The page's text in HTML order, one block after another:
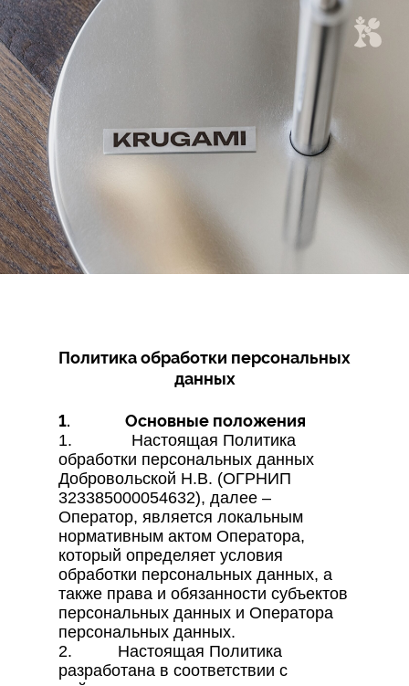
Политика обработки персональных
данных
1. Основные положения
1. Настоящая Политика
обработки персональных данных
Добровольской Н.В. (ОГРНИП
323385000054632), далее –
Оператор, является локальным
нормативным актом Оператора,
который определяет условия
обработки персональных данных, а
также права и обязанности субъектов
персональных данных и Оператора
персональных данных.
2. Настоящая Политика
разработана в соответствии с